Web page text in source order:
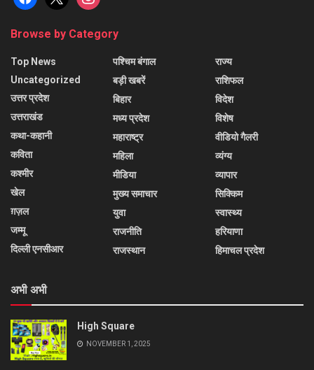
Browse by Category
Top News
Uncategorized
उत्तर प्रदेश
उत्तराखंड
कथा-कहानी
कविता
कश्मीर
खेल
ग़ज़ल
जम्मू
दिल्ली एनसीआर
पश्चिम बंगाल
बड़ी खबरें
बिहार
मध्य प्रदेश
महाराष्ट्र
महिला
मीडिया
मुख्य समाचार
युवा
राजनीति
राजस्थान
राज्य
राशिफल
विदेश
विशेष
वीडियो गैलरी
व्यंग्य
व्यापार
सिक्किम
स्वास्थ्य
हरियाणा
हिमाचल प्रदेश
अभी अभी
High Square
NOVEMBER 1, 2025